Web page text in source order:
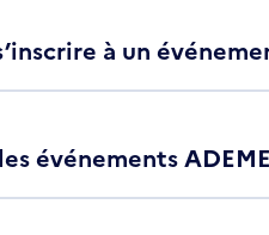
à un
événements